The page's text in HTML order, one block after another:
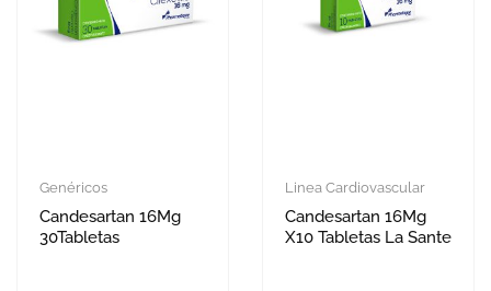
Genéricos
Candesartan 16Mg
30Tabletas
Linea Cardiovascular
Candesartan 16Mg
X10 Tabletas La Sante